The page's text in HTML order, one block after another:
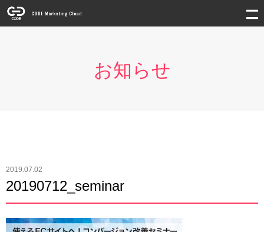
お知らせ
2019.07.02
20190712_seminar